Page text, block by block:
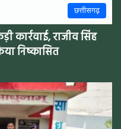
छत्तीसगढ़
कार्रवाई, राजीव सिंह
निष्कासित